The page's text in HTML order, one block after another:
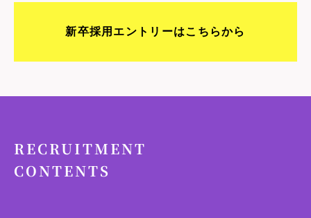
新卒採用エントリーはこちらから
RECRUITMENT
CONTENTS